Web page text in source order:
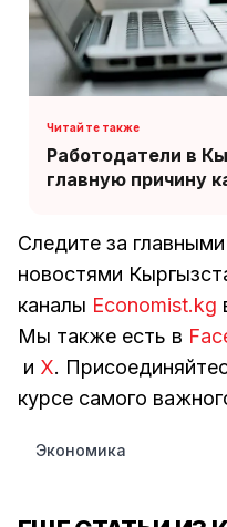
Работодатели в
главную причину
Следите за
новостями
каналы Economist.kg
Мы также есть в
и Х.
курсе самого
Экономика